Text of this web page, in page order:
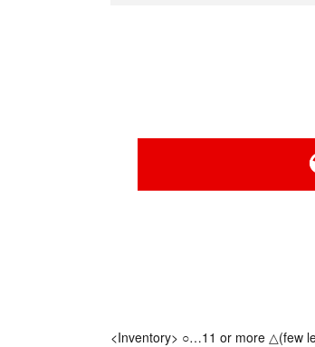
<Inventory> ○…11 or more △(few